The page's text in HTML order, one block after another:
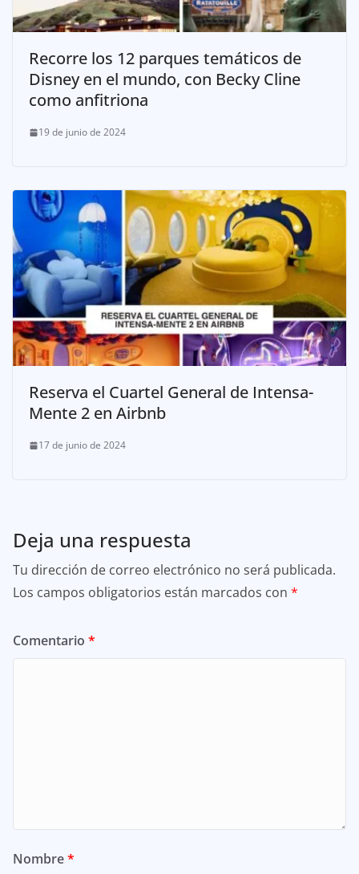
Recorre los 12 parques temáticos de
Disney en el mundo, con Becky Cline
como anfitriona
19 de junio de 2024
Reserva el Cuartel General de Intensa-
Mente 2 en Airbnb
17 de junio de 2024
Deja una respuesta
Tu dirección de correo electrónico no será publicada.
Los campos obligatorios están marcados con *
Comentario *
Nombre*